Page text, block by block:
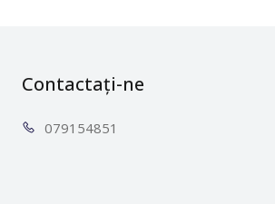
Contactați-ne
0791 54851